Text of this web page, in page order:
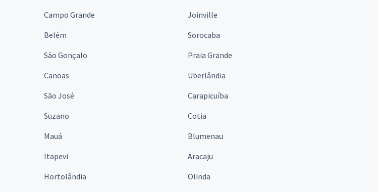
Campo Grande
Joinville
Belém
Sorocaba
São Gonçalo
Praia Grande
Canoas
Uberlândia
São José
Carapicuíba
Suzano
Cotia
Mauá
Blumenau
Itapevi
Aracaju
Hortolândia
Olinda